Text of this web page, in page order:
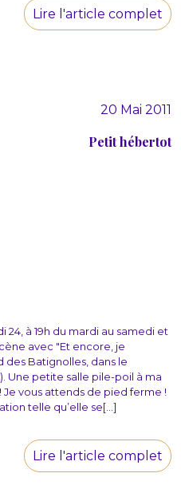
Lire l'article complet
20 Mai 2011
Petit hébertot
24, à 19h du mardi au samedi et
avec "Et encore, je
des Batignolles, dans le
Une petite salle pile-poil à ma
vous attends de pied ferme !
telle qu’elle se[...]
Lire l'article complet